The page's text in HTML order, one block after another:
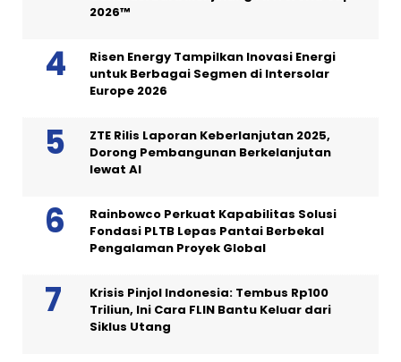
2026™
Risen Energy Tampilkan Inovasi Energi
untuk Berbagai Segmen di Intersolar
Europe 2026
ZTE Rilis Laporan Keberlanjutan 2025,
Dorong Pembangunan Berkelanjutan
lewat AI
Rainbowco Perkuat Kapabilitas Solusi
Fondasi PLTB Lepas Pantai Berbekal
Pengalaman Proyek Global
Krisis Pinjol Indonesia: Tembus Rp100
Triliun, Ini Cara FLIN Bantu Keluar dari
Siklus Utang